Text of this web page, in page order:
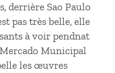
derrière Sao Paulo
pas très belle, elle
à voir pendnat
Municipal
les œuvres